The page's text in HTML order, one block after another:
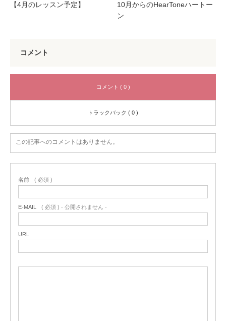
【4月のレッスン予定】
10月からのHearToneハートー
ン
コメント
コメント ( 0 )
トラックバック ( 0 )
この記事へのコメントはありません。
名前 ( 必須 )
E-MAIL ( 必須 ) - 公開されません -
URL